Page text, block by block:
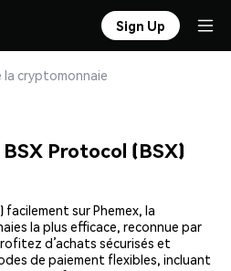
Sign Up
la cryptomonnaie
Protocol (BSX)
sur Phemex, la
la plus efficace, reconnue par
d’achats sécurisés et
de paiement flexibles, incluant